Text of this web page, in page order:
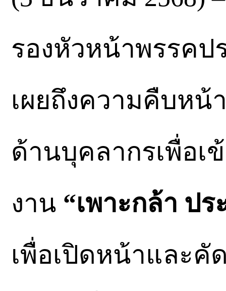
รองหัวหน้าพรรคป
เผยถึงความคืบหน้
ด้านบุคลากรเพื่อเ
งาน “เพาะกล้า ป
เพื่อเปิดหน้าและคั